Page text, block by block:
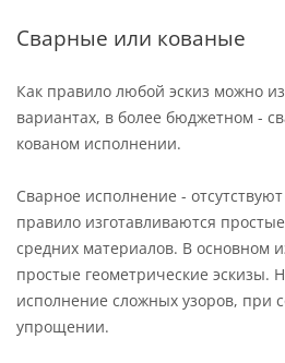
Сварные или кованые
Как правило любой эскиз можно
вариантах, в более бюджетном -
кованом исполнении.
Сварное исполнение -
правило изготавливаются
средних материалов. В основном
простые геометрические эскизы.
исполнение сложных узоров, при
упрощении.